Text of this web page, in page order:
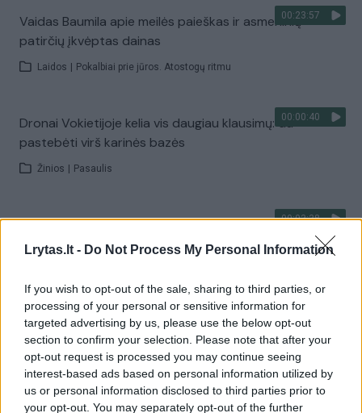
Lrytas.lt - Do Not Process My Personal Information
If you wish to opt-out of the sale, sharing to third parties, or
processing of your personal or sensitive information for
targeted advertising by us, please use the below opt-out
section to confirm your selection. Please note that after your
opt-out request is processed you may continue seeing
interest-based ads based on personal information utilized by
us or personal information disclosed to third parties prior to
your opt-out. You may separately opt-out of the further
00:23:57
Vaidas Baumila apie meilės paieškas ir asmeninių
patirčių įkvėptas dainas
Laidos Pokalbiai prie jūros. Atostogų ritmu
00:00:40
Dronai Vokietijoje kelia vis daugiau klausimų: du
pastebėti virš karinės bazės
Žinios Pasaulis
00:03:38
Vilniaus savivaldybė atsisako rusų kalbos paslaugų:
pokyčiai laukia ir mokyklose
Visi įrašai
Žiūrimiausi įrašai